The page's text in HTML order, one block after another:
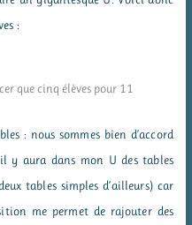
:
que cinq élèves pour 11
: nous sommes bien d’accord
y aura dans mon U des tables
tables simples d’ailleurs) car
me permet de rajouter des